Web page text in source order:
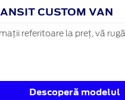
CUSTOM VAN
referitoare la preț, vă
Descoperă modelul